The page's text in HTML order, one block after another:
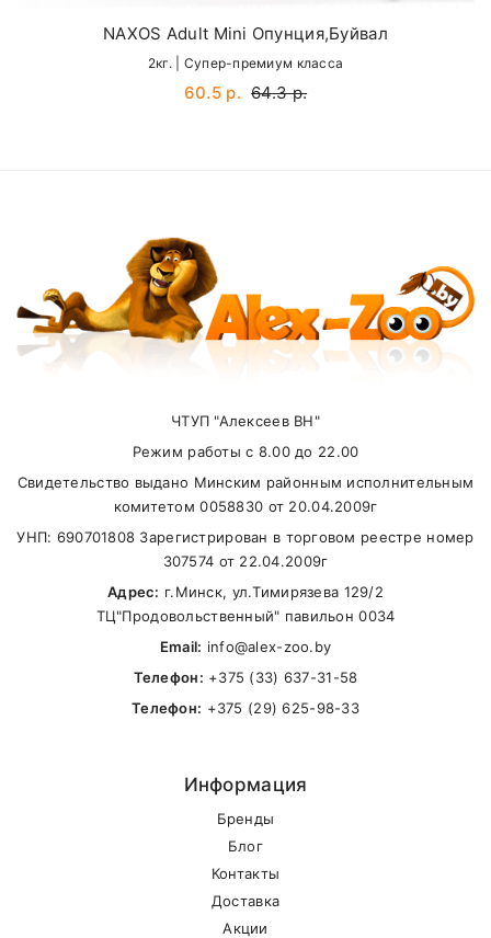
Органолептические добавки:
Внимание стоимость доставки зависит от
суммы заказа.
Самовывоз
В другие города Беларуси
NAXOS Adult Mini Опунция,Буйвал
2кг. | Cупер-премиум класса
60.5 р. 64.3 р.
ЧТУП "Алексеев ВН"
Режим работы с 8.00 до 22.00
Свидетельство выдано Минским районным исполнительным
комитетом 0058830 от 20.04.2009г
УНП: 690701808 Зарегистрирован в торговом реестре номер
307574 от 22.04.2009г
Адрес: г.Минск, ул.Тимирязева 129/2
ТЦ"Продовольственный" павильон 0034
Email: info@alex-zoo.by
Телефон: +375 (33) 637-31-58
Телефон: +375 (29) 625-98-33
Информация
Бренды
Блог
Контакты
Доставка
Акции